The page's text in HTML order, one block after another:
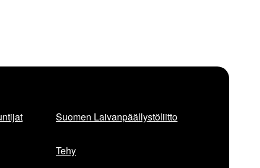
Suomen Laivanpäällystöliitto
Tehy